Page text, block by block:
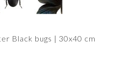
Black bugs | 30x40 cm